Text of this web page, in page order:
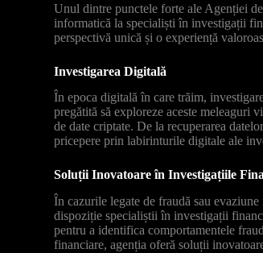
Unul dintre punctele forte ale Agenției
informatică la specialiști în investigații
perspectivă unică și o experiență
Investigarea Digitală
În epoca digitală în care trăim,
pregătită să exploreze aceste meleaguri
de date criptate. De la recuperarea
pricepere prin labirinturile digitale ale
Soluții Inovatoare în Investigațiile
În cazurile legate de fraudă sau
dispoziție specialiștii în investigații
pentru a identifica comportamentele
financiare, agenția oferă soluții